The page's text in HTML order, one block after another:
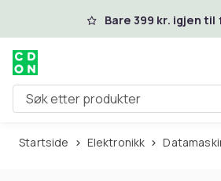
Hopp til hovedinnhold
Bare 399 kr. igjen
Søk etter produkter
Startside Elektronikk